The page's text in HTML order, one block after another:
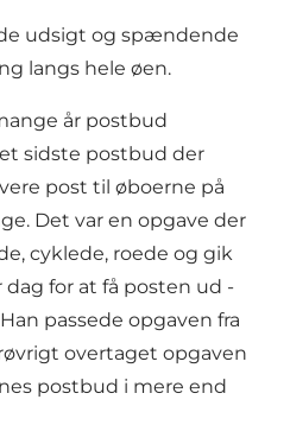
udsigt og spændende
langs hele øen.
år postbud
sidste postbud der
post til øboerne på
Det var en opgave der
cyklede, roede og gik
for at få posten ud -
passede opgaven fra
overtaget opgaven
postbud i mere end